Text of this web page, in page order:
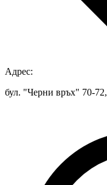
Адрес:
бул. "Черни връх" 70-72,